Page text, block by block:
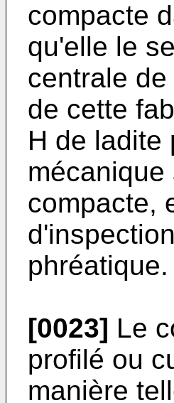
compacte
qu'elle le
centrale
de cette
H de ladite
compacte,
phréatique.
[0023] Le
profilé ou
manière